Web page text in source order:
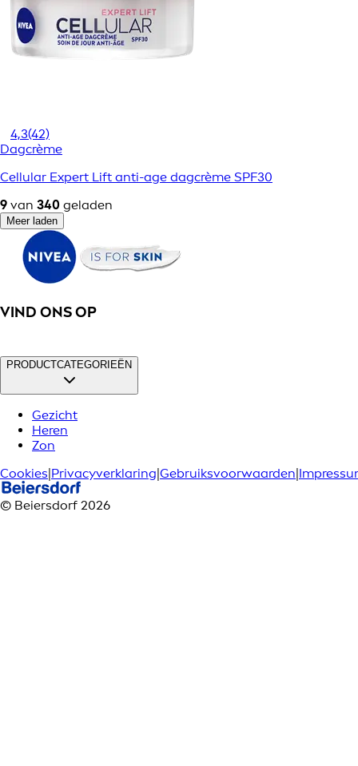
4,3(42)
Dagcrème
Cellular Expert Lift anti-age dagcrème SPF30
9 van 340 geladen
Meer laden
VIND ONS OP
PRODUCTCATEGORIEËN
Gezicht
Heren
Zon
Cookies Privacyverklaring Gebruiksvoorwaarden
© Beiersdorf 2026